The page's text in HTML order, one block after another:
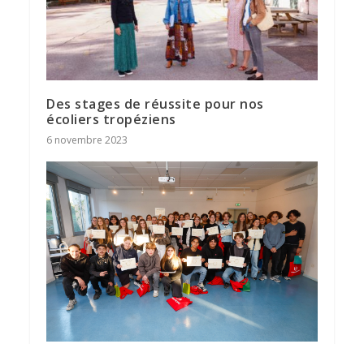
Des stages de réussite pour nos
écoliers tropéziens
6 novembre 2023